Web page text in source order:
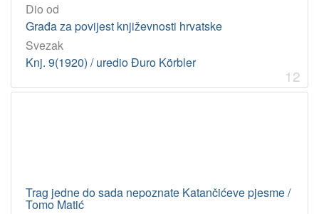
Dio od
Građa za povijest književnosti hrvatske
Svezak
Knj. 9(1920) / uredio Đuro Körbler
12
Trag jedne do sada nepoznate Katančićeve pjesme /
Tomo Matić